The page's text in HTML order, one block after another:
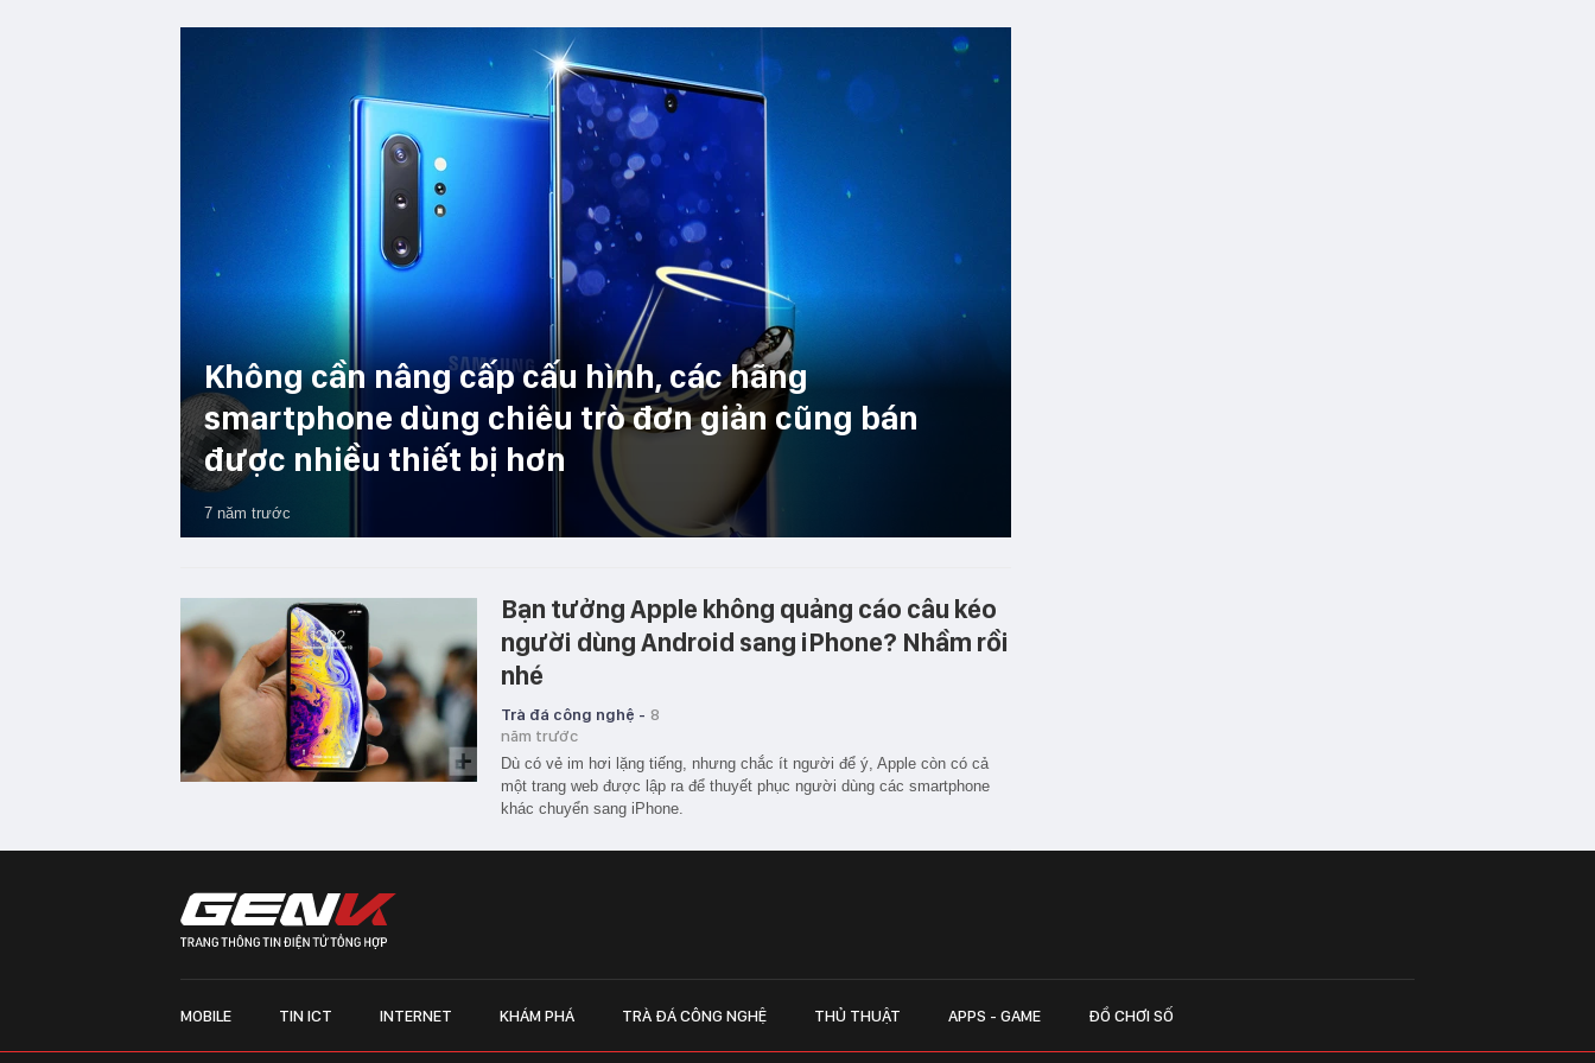
Không cần nâng cấp cấu hình, các hãng
smartphone dùng chiêu trò đơn giản cũng bán
được nhiều thiết bị hơn
7 năm trước
Bạn tưởng Apple không quảng cáo câu kéo
người dùng Android sang iPhone? Nhầm rồi
nhé
Trà đá công nghệ - 8
năm trước
Dù có vẻ im hơi lặng tiếng, nhưng chắc ít người để ý, Apple còn có cả
một trang web được lập ra để thuyết phục người dùng các smartphone
khác chuyển sang iPhone.
MOBILE TIN ICT INTERNET KHÁM PHÁ TRÀ ĐÁ CÔNG NGHỆ THỦ THUẬT APPS - GAME ĐỒ CHƠI SỐ